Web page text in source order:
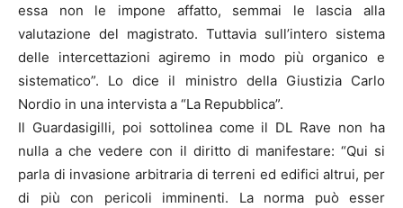
essa non le impone affatto, semmai le lascia alla
valutazione del magistrato. Tuttavia sull’intero sistema
delle intercettazioni agiremo in modo più organico e
sistematico”. Lo dice il ministro della Giustizia Carlo
Nordio in una intervista a “La Repubblica”.
Il Guardasigilli, poi sottolinea come il DL Rave non ha
nulla a che vedere con il diritto di manifestare: “Qui si
parla di invasione arbitraria di terreni ed edifici altrui, per
di più con pericoli imminenti. La norma può esser